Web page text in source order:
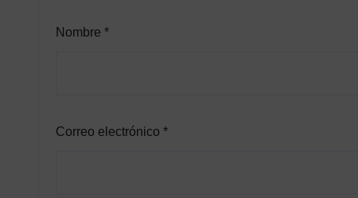
Nombre *
Correo electrónico *